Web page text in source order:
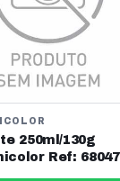
250ml/130g
Ref: